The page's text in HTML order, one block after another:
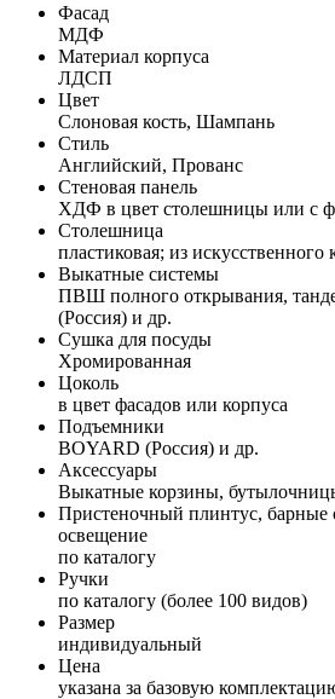
Фасад
МДФ
Материал корпуса
ЛДСП
Цвет
Слоновая кость, Шампань
Стиль
Английский, Прованс
Стеновая панель
ХДФ в цвет столешницы или с
Столешница
пластиковая; из искусственного
Выкатные системы
ПВШ полного открывания,
(Россия) и др.
Сушка для посуды
Хромированная
Цоколь
в цвет фасадов или корпуса
Подъемники
BOYARD (Россия) и др.
Аксессуары
Выкатные корзины,
Пристеночный плинтус, барные
освещение
по каталогу
Ручки
по каталогу (более 100 видов)
Размер
индивидуальный
Цена
указана за базовую